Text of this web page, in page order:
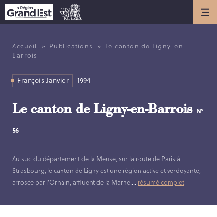
Actualités
ACTUALITÉS
ANNIVERSAIRE DE L’INVENTAIRE
CULTUREL
Présentation
HISTOIRE DE L’INVENTAIRE
GÉNÉRAL
LES MÉTIERS DE L’INVENTAIRE
Accueil » Publications » Le canton de Ligny-en-
Barrois
François Janvier 1994
Le canton de Ligny-en-Barrois N°
56
Au sud du département de la Meuse, sur la route de Paris à
Strasbourg, le canton de Ligny est une région active et verdoyante,
arrosée par l'Ornain, affluent de la Marne.... résumé complet